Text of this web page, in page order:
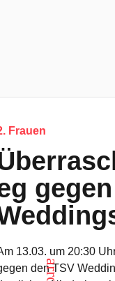
Frauen
gegen
13.03. um 20:30
den TSV